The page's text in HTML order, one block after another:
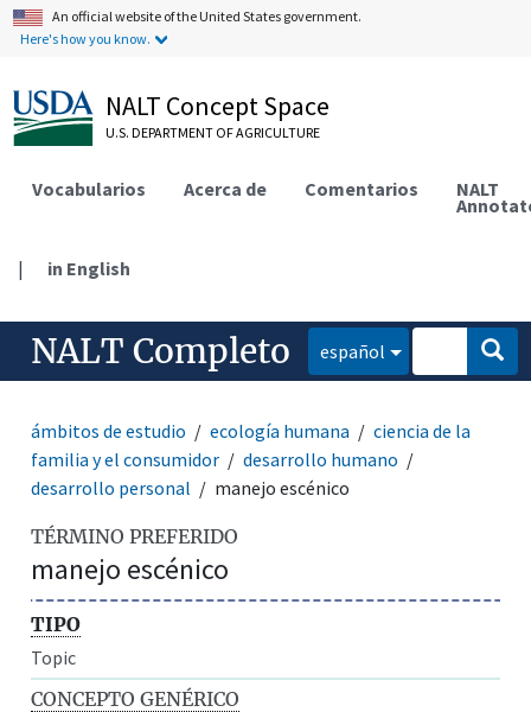
An official website of the United States government.
Here's how you know.
NALT Concept Space
U.S. DEPARTMENT OF AGRICULTURE
Vocabularios Acerca de Comentarios NALT
| in English
NALT Completo español
ámbitos de estudio ecología humana
ciencia de la
familia y el consumidor
desarrollo humano
desarrollo personal
manejo escénico
TÉRMINO PREFERIDO
manejo escénico
TIPO
Topic
CONCEPTO GENÉRICO